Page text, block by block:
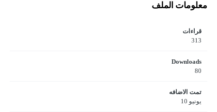
معلومات الملف
قراءات
313
Downloads
80
تمت الاضافه
يونيو 10